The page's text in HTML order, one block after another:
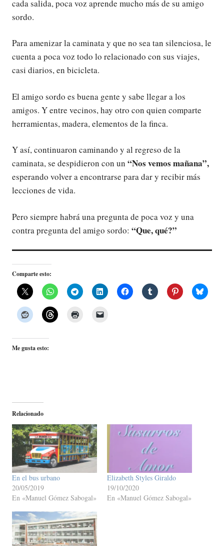
cada salida, poca voz aprende mucho más de su amigo
sordo.
Para amenizar la caminata y que no sea tan silenciosa, le
cuenta a poca voz todo lo relacionado con sus viajes,
casi diarios, en bicicleta.
El amigo sordo es buena gente y sabe llegar a los
amigos. Y entre vecinos, hay otro con quien comparte
herramientas, madera, elementos de la finca.
Y así, continuaron caminando y al regreso de la
caminata, se despidieron con un “Nos vemos mañana”,
esperando volver a encontrarse para dar y recibir más
lecciones de vida.
Pero siempre habrá una pregunta de poca voz y una
contra pregunta del amigo sordo: “Que, qué?”
Comparte esto:
Me gusta esto:
Relacionado
En el bus urbano
20/05/2019
En «Manuel Gómez Sabogal»
Elizabeth Styles Giraldo
19/10/2020
En «Manuel Gómez Sabogal»